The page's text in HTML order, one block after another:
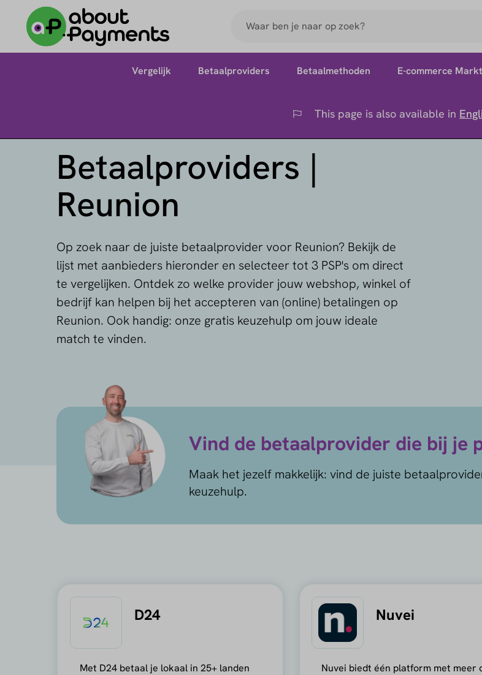
Flag This page is also available in
Vergelijk Betaalproviders Betaalmethoden E-commerce
Betaalproviders |
Reunion
Op zoek naar de juiste betaalprovider voor Reunion? Bekijk de
lijst met aanbieders hieronder en selecteer tot 3 PSP's om direct
te vergelijken. Ontdek zo welke provider jouw webshop, winkel of
bedrijf kan helpen bij het accepteren van (online) betalingen op
Reunion. Ook handig: onze gratis keuzehulp om jouw ideale
match te vinden.
Vind de betaalprovider die bij je
Maak het jezelf makkelijk: vind de juiste
keuzehulp.
D24
Met D24 betaal je lokaal in 25+ landen
Nuvei
Nuvei biedt één platform met meer